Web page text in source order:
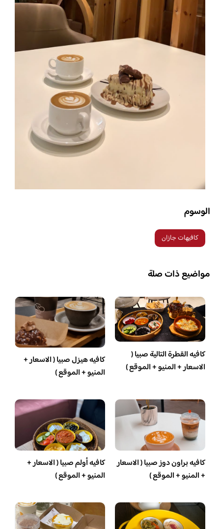
الوسوم
كافيهات جازان
مواضيع ذات صلة
كافيه القطرة التالية صبيا (
الاسعار + المنيو + الموقع )
كافيه هيزل صبيا ( الاسعار +
المنيو + الموقع )
كافيه براون دوز صبيا ( الاسعار
+ المنيو + الموقع )
كافيه أولم صبيا ( الاسعار +
المنيو + الموقع )